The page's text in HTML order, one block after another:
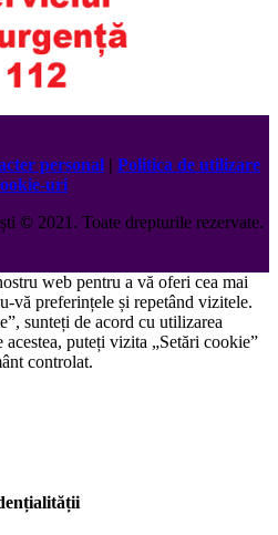
personal | Politica de utilizare
uri
©️2021. Toate drepturile rezervate.
web pentru a vă oferi cea mai
vă preferințele și repetând vizitele.
sunteți de acord cu utilizarea
puteți vizita „Setări cookie”
controlat.